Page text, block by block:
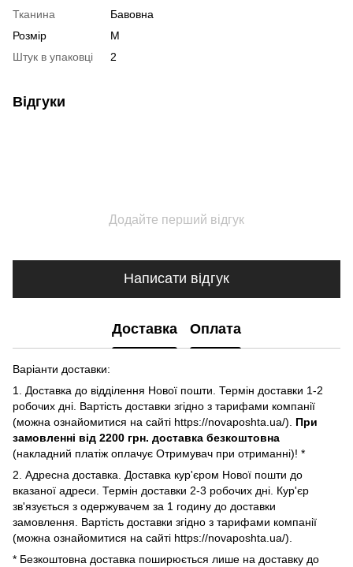
Тканина
Бавовна
Розмір
M
Штук в упаковці
2
Відгуки
Додайте перший відгук
Написати відгук
Доставка Оплата
Варіанти доставки:
1. Доставка до відділення Нової пошти. Термін доставки 1-2
робочих дні. Вартість доставки згідно з тарифами компанії
(можна ознайомитися на сайті https://novaposhta.ua/). При
замовленні від 2200 грн. доставка безкоштовна
(накладний платіж оплачує Отримувач при отриманні)! *
2. Адресна доставка. Доставка кур'єром Нової пошти до
вказаної адреси. Термін доставки 2-3 робочих дні. Кур'єр
зв'язується з одержувачем за 1 годину до доставки
замовлення. Вартість доставки згідно з тарифами компанії
(можна ознайомитися на сайті https://novaposhta.ua/).
* Безкоштовна доставка поширюється лише на доставку до